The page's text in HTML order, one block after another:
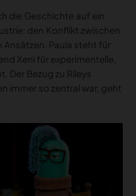
die Geschichte auf ein
den Konflikt zwischen
Paula steht für
Xeni für experimentelle,
Der Bezug zu Rileys
immer so zentral war, geht